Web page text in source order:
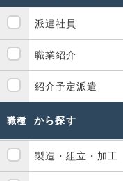
派遣社員
職業紹介
紹介予定派遣
職種 から探す
製造・組立・加工